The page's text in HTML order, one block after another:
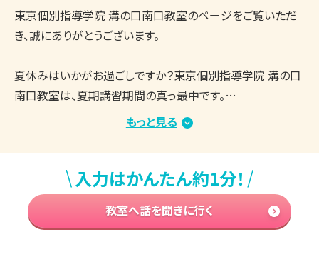
東京個別指導学院 溝の口南口教室のページをご覧いただ
き、誠にありがとうございます。
夏休みはいかがお過ごしですか？東京個別指導学院 溝の口
南口教室は、夏期講習期間の真っ最中です。
教室内は涼しく、集中して学習できる環境を整えており、生
格・成績アップに向けてがんばっている方が多くいらっしゃる
と思います。
もし、学習を進める中で「今の勉強方法でいいのかな？」「取
り組む内容は合っている？」「もっと効率のいい勉強方法はな
もっと見る
\ 入力はかんたん約1分！ /
教室へ話を聞きに行く